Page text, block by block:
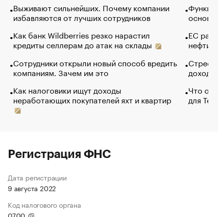
Выживают сильнейших. Почему компании
избавляются от лучших сотрудников
Как банк Wildberries резко нарастил
кредиты селлерам до атак на склады
Сотрудники открыли новый способ вредить
компаниям. Зачем им это
Как налоговики ищут доходы
неработающих покупателей яхт и квартир
основ
ЕС
нефти
Что
для
Регистрация ФНС
Дата регистрации
9 августа 2022
Код налогового органа